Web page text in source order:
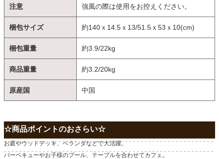
注意 強風の際は使用をお控えください。
梱包サイズ 約140ｘ14.5ｘ13/51.5ｘ53ｘ10(cm)
梱包重量 約3.9/22kg
商品重量 約3.2/20kg
原産国 中国
☆商品ポイントのおさらい☆
お庭やウッドデッキ、ベランダなどで大活躍。
バーベキューやお子様のプール、テーブルを合わせてカフェ。